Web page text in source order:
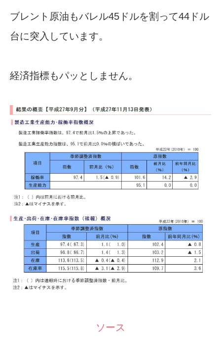
ブレント原油もバレル45ドルを割って44ドル
台に突入しています。
経済指標もパッとしません。
ソース